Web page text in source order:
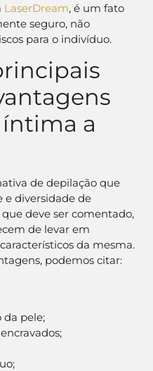
LaserDream, é um fato
seguro, não
para o indivíduo.
a
de depilação que
e diversidade de
deve ser comentado,
de levar em
da mesma.
podemos citar:
da pele;